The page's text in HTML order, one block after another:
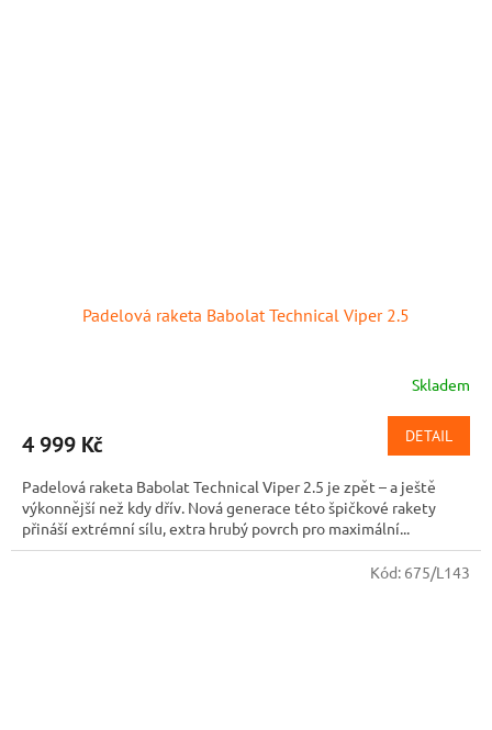
Padelová raketa Babolat Technical Viper 2.5
Skladem
4 999 Kč DETAIL
Padelová raketa Babolat Technical Viper 2.5 je zpět – a ještě
výkonnější než kdy dřív. Nová generace této špičkové rakety
přináší extrémní sílu, extra hrubý povrch pro maximální...
Kód: 675/L143